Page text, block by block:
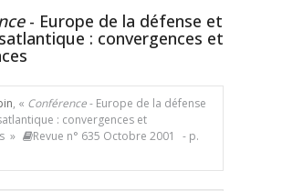
- Europe de la défense et
: convergences et
, « Conférence- Europe de la défense
: convergences et
»
Revue n° 635 Octobre 2001
- p.